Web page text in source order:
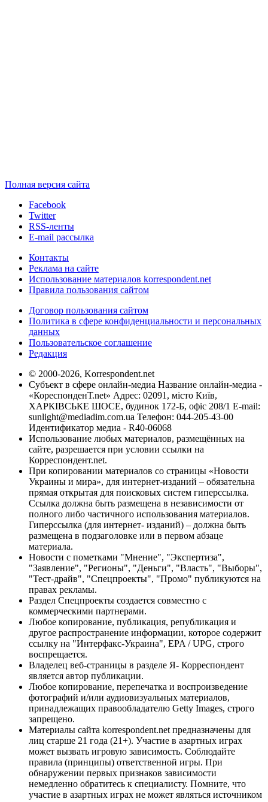
Полная версия сайта
Facebook
Twitter
RSS-ленты
E-mail рассылка
Контакты
Реклама на сайте
Использование материалов korrespondent.net
Правила пользования сайтом
Договор пользования сайтом
Политика в сфере конфиденциальности и персональных
данных
Пользовательское соглашение
Редакция
© 2000-2026, Korrespondent.net
Субъект в сфере онлайн-медиа Название онлайн-медиа -
«КореспонденТ.net» Адрес: 02091, місто Київ,
ХАРКІВСЬКЕ ШОСЕ, будинок 172-Б, офіс 208/1 E-mail:
sunlight@mediadim.com.ua Телефон: 044-205-43-00
Идентификатор медиа - R40-06068
Использование любых материалов, размещённых на
сайте, разрешается при условии ссылки на
Корреспондент.net.
При копировании материалов со страницы «Новости
Украины и мира», для интернет-изданий – обязательна
прямая открытая для поисковых систем гиперссылка.
Ссылка должна быть размещена в независимости от
полного либо частичного использования материалов.
Гиперссылка (для интернет- изданий) – должна быть
размещена в подзаголовке или в первом абзаце
материала.
Новости с пометками "Мнение", "Экспертиза",
"Заявление", "Регионы", "Деньги", "Власть", "Выборы",
"Тест-драйв", "Спецпроекты", "Промо" публикуются на
правах рекламы.
Раздел Спецпроекты создается совместно с
коммерческими партнерами.
Любое копирование, публикация, републикация и
другое распространение информации, которое содержит
ссылку на "Интерфакс-Украина", EPA / UPG, строго
воспрещается.
Владелец веб-страницы в разделе Я- Корреспондент
является автор публикации.
Любое копирование, перепечатка и воспроизведение
фотографий и/или аудиовизуальных материалов,
принадлежащих правообладателю Getty Images, строго
запрещено.
Материалы сайта korrespondent.net предназначены для
лиц старше 21 года (21+). Участие в азартных играх
может вызвать игровую зависимость. Соблюдайте
правила (принципы) ответственной игры. При
обнаружении первых признаков зависимости
немедленно обратитесь к специалисту. Помните, что
участие в азартных играх не может являться источником